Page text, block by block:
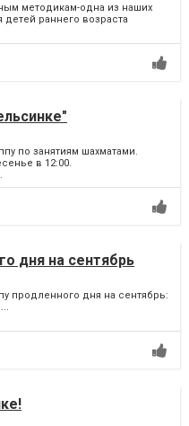
методикам-одна из наших
раннего возраста
по занятиям шахматами.
в 12:00.
дня на сентябрь
продленного дня на сентябрь: